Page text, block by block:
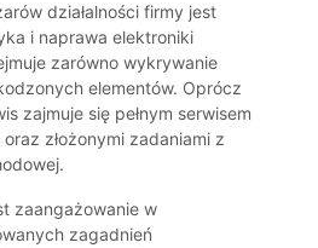
działalności firmy jest
i naprawa elektroniki
zarówno wykrywanie
elementów. Oprócz
zajmuje się pełnym serwisem
złożonymi zadaniami z
zaangażowanie w
zagadnień